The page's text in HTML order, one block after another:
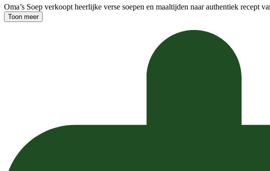
Oma’s Soep verkoopt heerlijke verse soepen en maaltijden naar authentiek recept
Toon meer